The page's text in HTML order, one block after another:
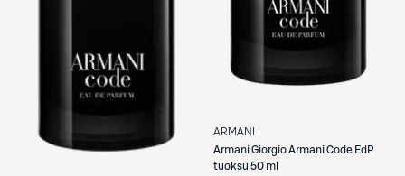
ARMANI
ArmaniGiorgio Armani Code EdP
tuoksu 50 ml